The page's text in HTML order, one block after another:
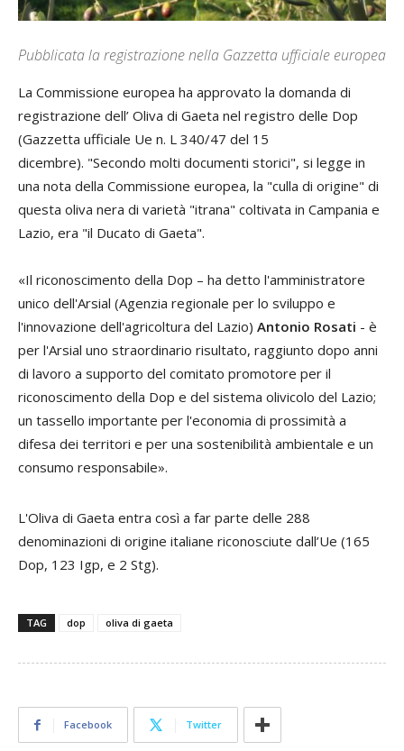
Pubblicata la registrazione nella Gazzetta ufficiale europea
La Commissione europea ha approvato la domanda di
registrazione dell’ Oliva di Gaeta nel registro delle Dop
(Gazzetta ufficiale Ue n. L 340/47 del 15
dicembre). "Secondo molti documenti storici", si legge in
una nota della Commissione europea, la "culla di origine" di
questa oliva nera di varietà "itrana" coltivata in Campania e
Lazio, era "il Ducato di Gaeta".
«Il riconoscimento della Dop – ha detto l'amministratore
unico dell'Arsial (Agenzia regionale per lo sviluppo e
l'innovazione dell'agricoltura del Lazio) Antonio Rosati - è
per l'Arsial uno straordinario risultato, raggiunto dopo anni
di lavoro a supporto del comitato promotore per il
riconoscimento della Dop e del sistema olivicolo del Lazio;
un tassello importante per l'economia di prossimità a
difesa dei territori e per una sostenibilità ambientale e un
consumo responsabile».
L'Oliva di Gaeta entra così a far parte delle 288
denominazioni di origine italiane riconosciute dall’Ue (165
Dop, 123 Igp, e 2 Stg).
TAG dop oliva di gaeta
Facebook Twitter